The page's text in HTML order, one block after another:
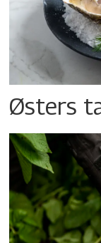
Østers